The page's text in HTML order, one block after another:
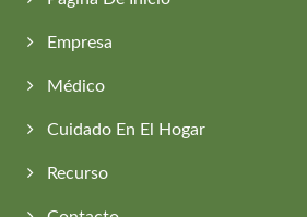
Empresa
Médico
Cuidado En El Hogar
Recurso